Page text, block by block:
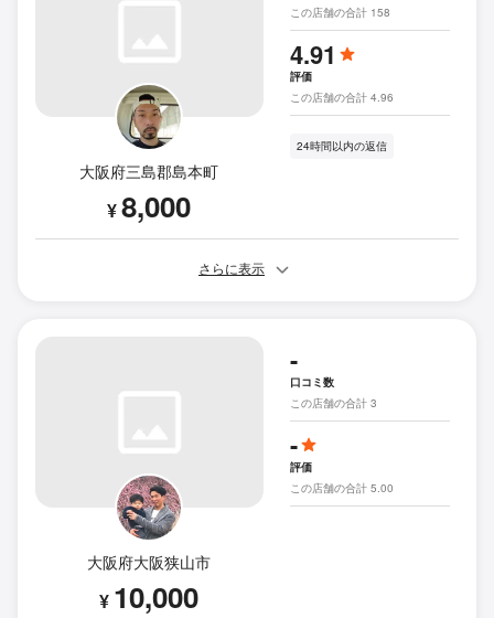
大阪府三島郡島本町
¥8,000
この店舗の合計 158
4.91
評価
この店舗の合計 4.96
24時間以内の返信
さらに表示
大阪府大阪狭山市
¥ 10,000
-
口コミ数
この店舗の合計 3
-
評価
この店舗の合計 5.00